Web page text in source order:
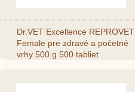
Dr.VET Excellence REPROVET
Female pre zdravé a početné
vrhy 500 g 500 tabliet